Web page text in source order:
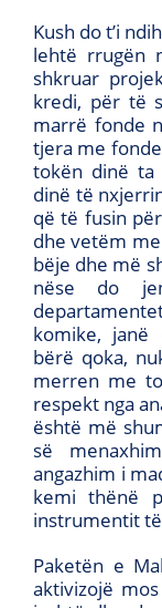
Kush do t’i
lehtë rrugën
shkruar
kredi, për të
marrë fonde
tjera me fonde
tokën dinë ta
dinë të
që të fusin
dhe vetëm
bëje dhe më
nëse do
komike,
bërë qoka,
merren me
respekt nga
është më
së
angazhim i
kemi thënë
instrumentit
Paketën e
aktivizojë